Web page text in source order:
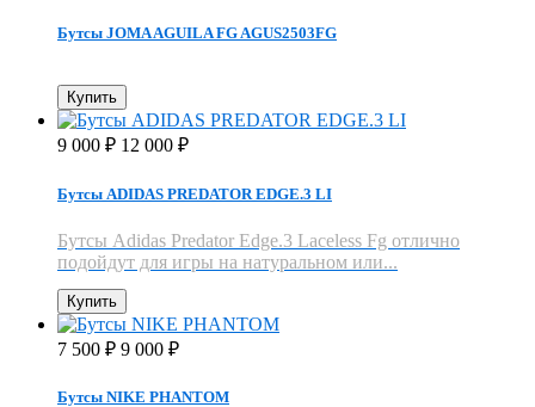
Бутсы JOMA AGUILA FG AGUS2503FG
Купить
9 000 ₽ 12 000 ₽
Бутсы ADIDAS PREDATOR EDGE.3 LI
​Бутсы Adidas Predator Edge.3 Laceless Fg отлично
подойдут для игры на натуральном или...
Купить
7 500 ₽ 9 000 ₽
Бутсы NIKE PHANTOM